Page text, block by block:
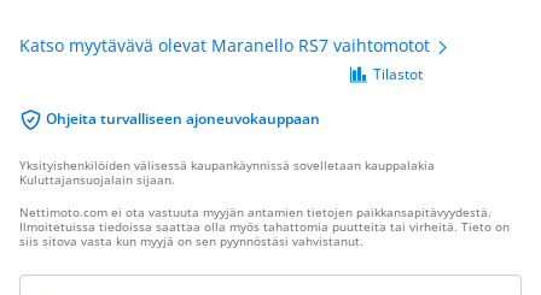
Katso myytävävä olevat Maranello RS7 vaihtomotot
Ohjeita turvalliseen ajoneuvokauppaan
Tilastot
Yksityishenkilöiden välisessä kaupankäynnissä sovelletaan kauppalakia
Kuluttajansuojalain sijaan.
Nettimoto.com ei ota vastuuta myyjän antamien tietojen paikkansapitävyydestä.
Ilmoitetuissa tiedoissa saattaa olla myös tahattomia puutteita tai virheitä. Tieto on
siis sitova vasta kun myyjä on sen pyynnöstäsi vahvistanut.